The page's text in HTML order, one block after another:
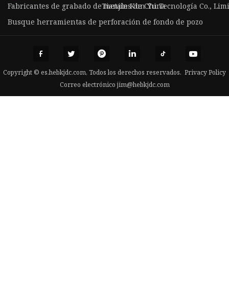
Fabricantes de grabado de metales de China
Tianjin Kun Yu Tecnología Co.,
Busque herramientas de perforación de fondo de pozo
Copyright © es.hebkjdc.com, Todos los derechos reservados. Privacy Policy
Correo electrónicojim@hebkjdc.com